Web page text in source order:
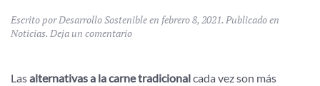
Escrito porDesarrollo Sostenibleen febrero 8, 2021. Publicado en
Noticias. Deja un comentario
Lasalternativas a la carne tradicionalcada vez son más